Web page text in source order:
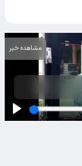
مشاهده خبر